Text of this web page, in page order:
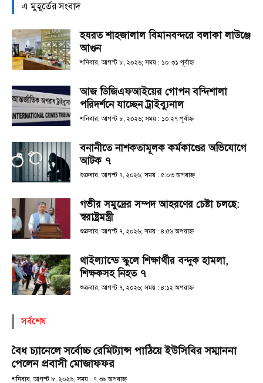
এ মুহূর্তের সংবাদ
হযরত শাহজালাল বিমানবন্দরে বলাকা লাউঞ্জে
আগুন
শনিবার, আগস্ট ৮, ২০২৬; সময় : ১০:৩১ পূর্বাহ্ণ
আজ ডিজিএফআইয়ের গোপন বন্দিশালা
পরিদর্শনে যাচ্ছেন ট্রাইব্যুনাল
শনিবার, আগস্ট ৮, ২০২৬; সময় : ১০:২৭ পূর্বাহ্ণ
বনানীতে নাশকতামূলক কর্মকাণ্ডের অভিযোগে
আটক ৭
শুক্রবার, আগস্ট ৭, ২০২৬; সময় : ৫:০৩ অপরাহ্ণ
গভীর সমুদ্রের সম্পদ আহরণের চেষ্টা চলছে:
স্বরাষ্ট্রমন্ত্রী
শুক্রবার, আগস্ট ৭, ২০২৬; সময় : ৪:৫৬ অপরাহ্ণ
থাইল্যান্ডে স্কুলে শিক্ষার্থীর বন্দুক হামলা,
শিক্ষকসহ নিহত ৭
শুক্রবার, আগস্ট ৭, ২০২৬; সময় : ৪:১২ অপরাহ্ণ
সর্বশেষ
বৈধ চ্যানেলে সর্বোচ্চ রেমিট্যান্স পাঠিয়ে ইউসিবির সম্মাননা
পেলেন প্রবাসী মোজাফফর
শনিবার, আগস্ট ৮, ২০২৬; সময় : ৭:৩৯ অপরাহ্ণ